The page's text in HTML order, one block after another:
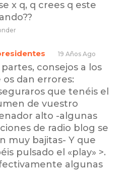
x q, q crees q este
19 Años Ago
partes, consejos a los
os dan errores:
que tenéis el
de vuestro
alto -algunas
de radio blog se
muy bajitas- Y que
pulsado el «play» >.
algunas